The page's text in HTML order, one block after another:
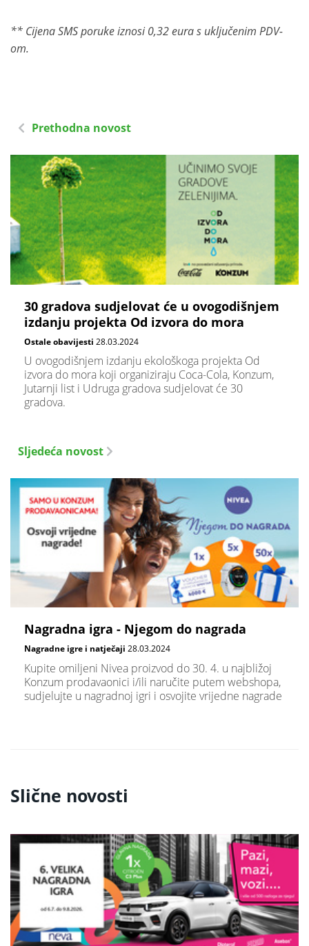
** Cijena SMS poruke iznosi 0,32 eura s uključenim PDV-
om.
Prethodna novost
30 gradova sudjelovat će u ovogodišnjem
izdanju projekta Od izvora do mora
Ostale obavijesti 28.03.2024
U ovogodišnjem izdanju ekološkoga projekta Od
izvora do mora koji organiziraju Coca-Cola, Konzum,
Jutarnji list i Udruga gradova sudjelovat će 30
gradova.
Sljedeća novost
Nagradna igra - Njegom do nagrada
Nagradne igre i natječaji 28.03.2024
Kupite omiljeni Nivea proizvod do 30. 4. u najbližoj
Konzum prodavaonici i/ili naručite putem webshopa,
sudjelujte u nagradnoj igri i osvojite vrijedne nagrade
Slične novosti